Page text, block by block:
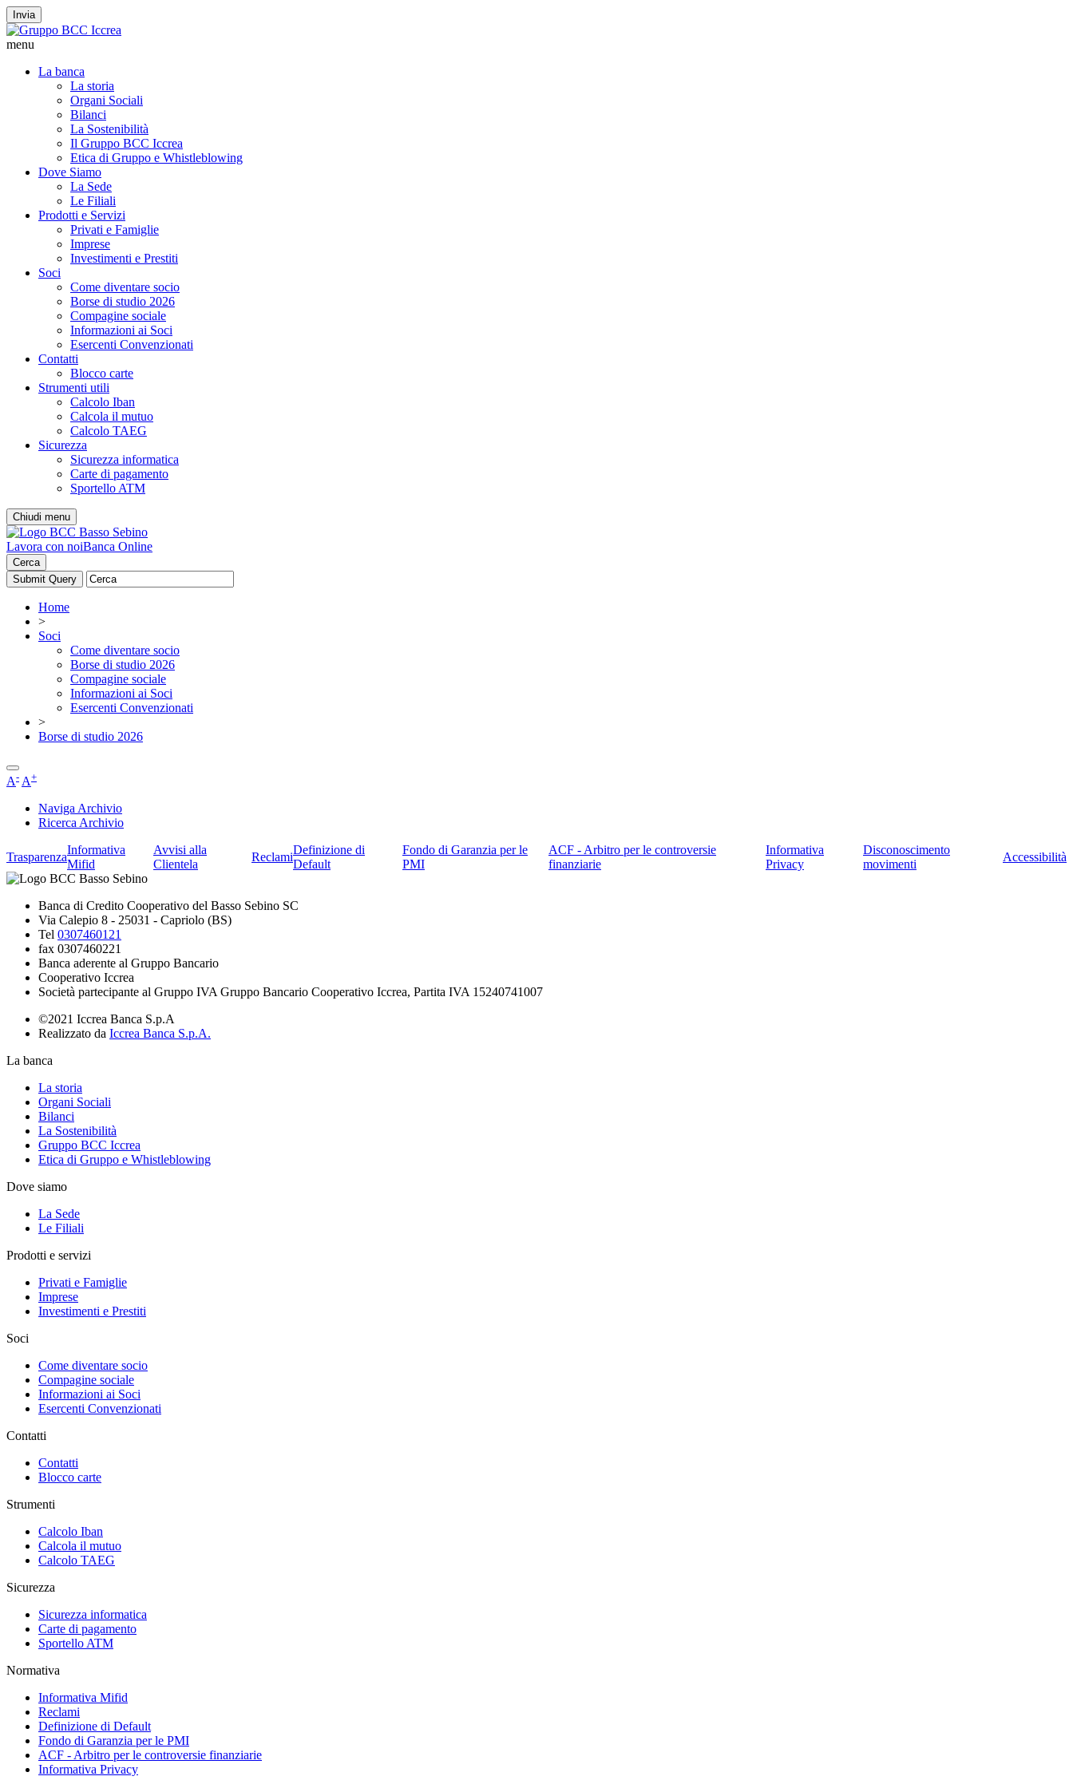
Invia
menu
La banca
La storia
Organi Sociali
Bilanci
La Sostenibilità
Il Gruppo BCC Iccrea
Etica di Gruppo e Whistleblowing
Dove Siamo
La Sede
Le Filiali
Prodotti e Servizi
Privati e Famiglie
Imprese
Investimenti e Prestiti
Soci
Come diventare socio
Borse di studio 2026
Compagine sociale
Informazioni ai Soci
Esercenti Convenzionati
Contatti
Blocco carte
Strumenti utili
Calcolo Iban
Calcola il mutuo
Calcolo TAEG
Sicurezza
Sicurezza informatica
Carte di pagamento
Sportello ATM
Chiudi menu
Lavora con noiBanca Online
Cerca
Home
>
Soci
Come diventare socio
Borse di studio 2026
Compagine sociale
Informazioni ai Soci
Esercenti Convenzionati
>
Borse di studio 2026
A- A+
Naviga Archivio
Ricerca Archivio
Trasparenza
Informativa
Mifid
Avvisi alla
Clientela
Reclami
Definizione di
Default
Fondo di Garanzia per le
PMI
ACF - Arbitro per le controversie
finanziarie
Informativa
Privacy
Disconoscimento
movimenti
Accessibilità
Banca di Credito Cooperativo del Basso Sebino SC
Via Calepio 8 - 25031 - Capriolo (BS)
Tel 0307460121
fax 0307460221
Banca aderente al Gruppo Bancario
Cooperativo Iccrea
Società partecipante al Gruppo IVA Gruppo Bancario Cooperativo Iccrea, Partita IVA 15240741007
©2021 Iccrea Banca S.p.A
Realizzato da Iccrea Banca S.p.A.
La banca
La storia
Organi Sociali
Bilanci
La Sostenibilità
Gruppo BCC Iccrea
Etica di Gruppo e Whistleblowing
Dove siamo
La Sede
Le Filiali
Prodotti e servizi
Privati e Famiglie
Imprese
Investimenti e Prestiti
Soci
Come diventare socio
Compagine sociale
Informazioni ai Soci
Esercenti Convenzionati
Contatti
Contatti
Blocco carte
Strumenti
Calcolo Iban
Calcola il mutuo
Calcolo TAEG
Sicurezza
Sicurezza informatica
Carte di pagamento
Sportello ATM
Normativa
Informativa Mifid
Reclami
Definizione di Default
Fondo di Garanzia per le PMI
ACF - Arbitro per le controversie finanziarie
Informativa Privacy